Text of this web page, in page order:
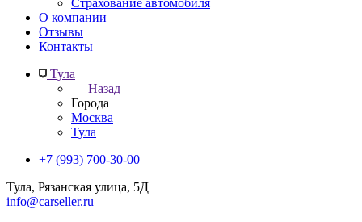
Страхование автомобиля
О компании
Отзывы
Контакты
Тула
Назад
Города
Москва
Тула
+7 (993) 700-30-00
Тула, Рязанская улица, 5Д
info@carseller.ru